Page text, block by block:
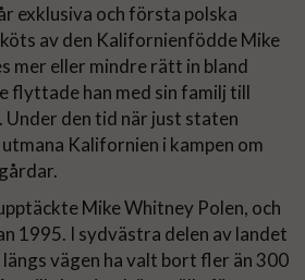
exklusiva och första polska
av den Kalifornienfödde Mike
mer eller mindre rätt in bland
flyttade han med sin familj till
den tid när just staten
Kalifornien i kampen om
Mike Whitney Polen, och
1995. I sydvästra delen av landet
vägen ha valt bort fler än 300